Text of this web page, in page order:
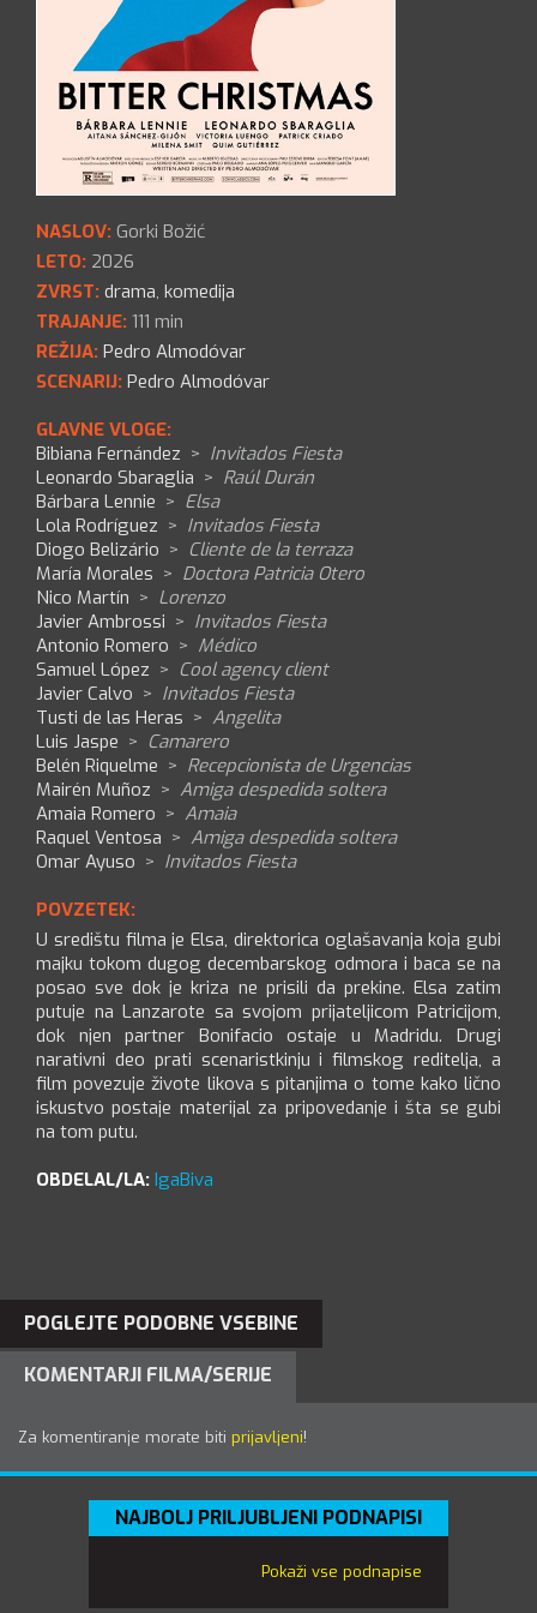
NASLOV: Gorki Božić
LETO: 2026
ZVRST: drama, komedija
TRAJANJE: 111 min
REŽIJA: Pedro Almodóvar
SCENARIJ: Pedro Almodóvar
GLAVNE VLOGE:
Bibiana Fernández > Invitados Fiesta
Leonardo Sbaraglia > Raúl Durán
Bárbara Lennie > Elsa
Lola Rodríguez > Invitados Fiesta
Diogo Belizário > Cliente de la terraza
María Morales > Doctora Patricia Otero
Nico Martín > Lorenzo
Javier Ambrossi > Invitados Fiesta
Antonio Romero > Médico
Samuel López > Cool agency client
Javier Calvo > Invitados Fiesta
Tusti de las Heras > Angelita
Luis Jaspe > Camarero
Belén Riquelme > Recepcionista de Urgencias
Mairén Muñoz > Amiga despedida soltera
Amaia Romero > Amaia
Raquel Ventosa > Amiga despedida soltera
Omar Ayuso > Invitados Fiesta
POVZETEK:
U središtu filma je Elsa, direktorica oglašavanja koja gubi
majku tokom dugog decembarskog odmora i baca se na
posao sve dok je kriza ne prisili da prekine. Elsa zatim
putuje na Lanzarote sa svojom prijateljicom Patricijom,
dok njen partner Bonifacio ostaje u Madridu. Drugi
narativni deo prati scenaristkinju i filmskog reditelja, a
film povezuje živote likova s ​​pitanjima o tome kako lično
iskustvo postaje materijal za pripovedanje i šta se gubi
na tom putu.
OBDELAL/LA: IgaBiva
POGLEJTE PODOBNE VSEBINE
KOMENTARJI FILMA/SERIJE
Za komentiranje morate biti prijavljeni!
NAJBOLJ PRILJUBLJENI PODNAPISI
Pokaži vse podnapise